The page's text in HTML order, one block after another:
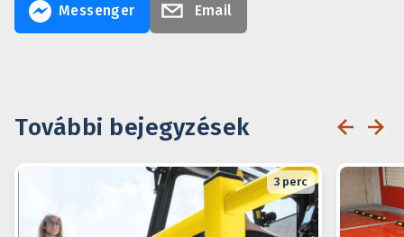
Messenger Email
További bejegyzések
3 perc